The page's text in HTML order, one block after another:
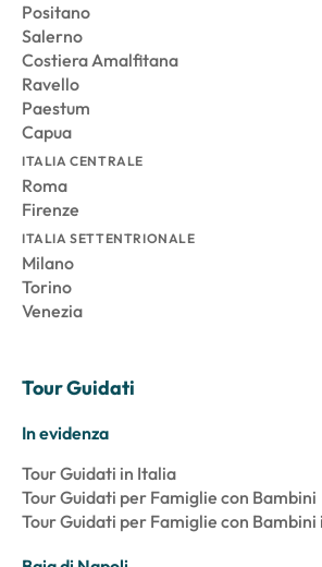
Positano
Salerno
Costiera Amalfitana
Ravello
Paestum
Capua
ITALIA CENTRALE
Roma
Firenze
ITALIA SETTENTRIONALE
Milano
Torino
Venezia
Tour Guidati
In evidenza
Tour Guidati in Italia
Tour Guidati per Famiglie con Bambini
Tour Guidati per Famiglie con Bambini